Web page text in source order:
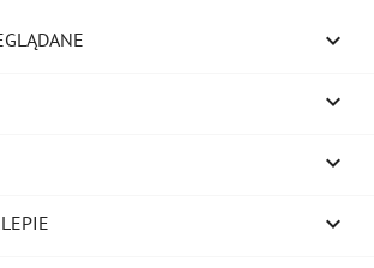



keyboard_arrow_down